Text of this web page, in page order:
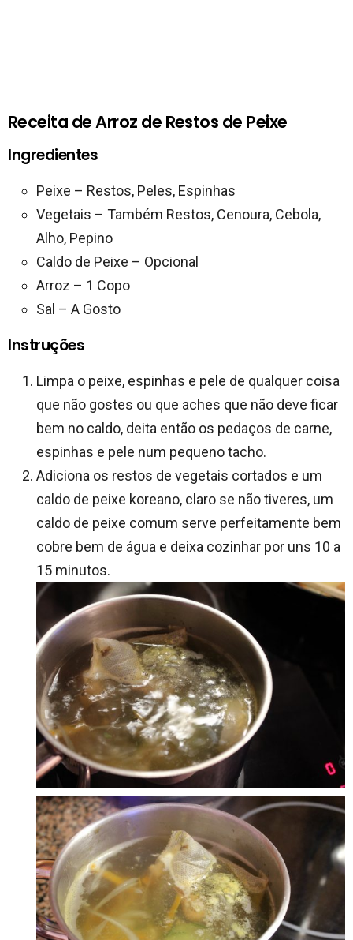
Receita de Arroz de Restos de Peixe
Ingredientes
Peixe – Restos, Peles, Espinhas
Vegetais – Também Restos, Cenoura, Cebola,
Alho, Pepino
Caldo de Peixe – Opcional
Arroz – 1 Copo
Sal – A Gosto
Instruções
Limpa o peixe, espinhas e pele de qualquer coisa
que não gostes ou que aches que não deve ficar
bem no caldo, deita então os pedaços de carne,
espinhas e pele num pequeno tacho.
Adiciona os restos de vegetais cortados e um
caldo de peixe koreano, claro se não tiveres, um
caldo de peixe comum serve perfeitamente bem
cobre bem de água e deixa cozinhar por uns 10 a
15 minutos.